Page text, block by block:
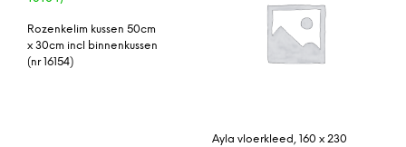
Rozenkelim kussen 50cm
x 30cm incl binnenkussen
(nr 16154)
Ayla vloerkleed, 160 x 230